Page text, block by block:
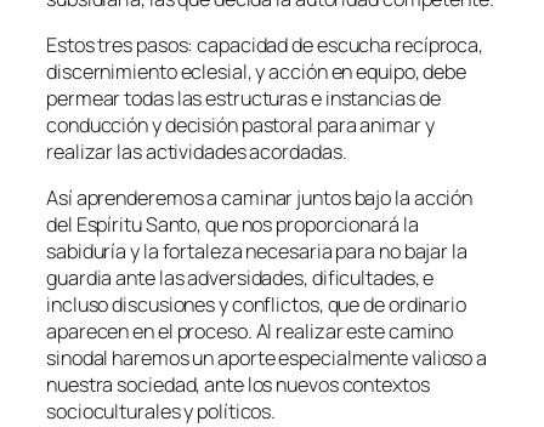
Estos tres pasos: capacidad de escucha recíproca,
discernimiento eclesial, y acción en equipo, debe
permear todas las estructuras e instancias de
conducción y decisión pastoral para animar y
realizar las actividades acordadas.
Así aprenderemos a caminar juntos bajo la acción
del Espíritu Santo, que nos proporcionará la
sabiduría y la fortaleza necesaria para no bajar la
guardia ante las adversidades, dificultades, e
incluso discusiones y conflictos, que de ordinario
aparecen en el proceso. Al realizar este camino
sinodal haremos un aporte especialmente valioso a
nuestra sociedad, ante los nuevos contextos
socioculturales y políticos.